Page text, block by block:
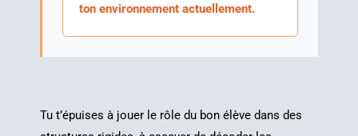
ton envi­ron­ne­ment actuellement.
Tu t’é­puises à jouer le rôle du bon élève dans des